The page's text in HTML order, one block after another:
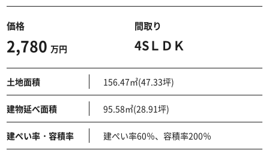
価格
2,780 万円
間取り
4SＬＤＫ
土地面積 156.47㎡(47.33坪)
建物延べ面積 95.58㎡(28.91坪)
建ぺい率・容積率 建ぺい率60％、容積率200％